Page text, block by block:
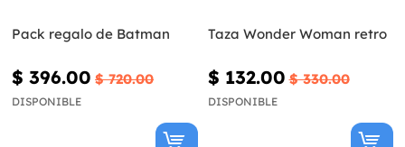
Pack regalo de Batman
$ 396.00 $ 720.00
DISPONIBLE
Taza Wonder Woman retro
$ 132.00 $ 330.00
DISPONIBLE